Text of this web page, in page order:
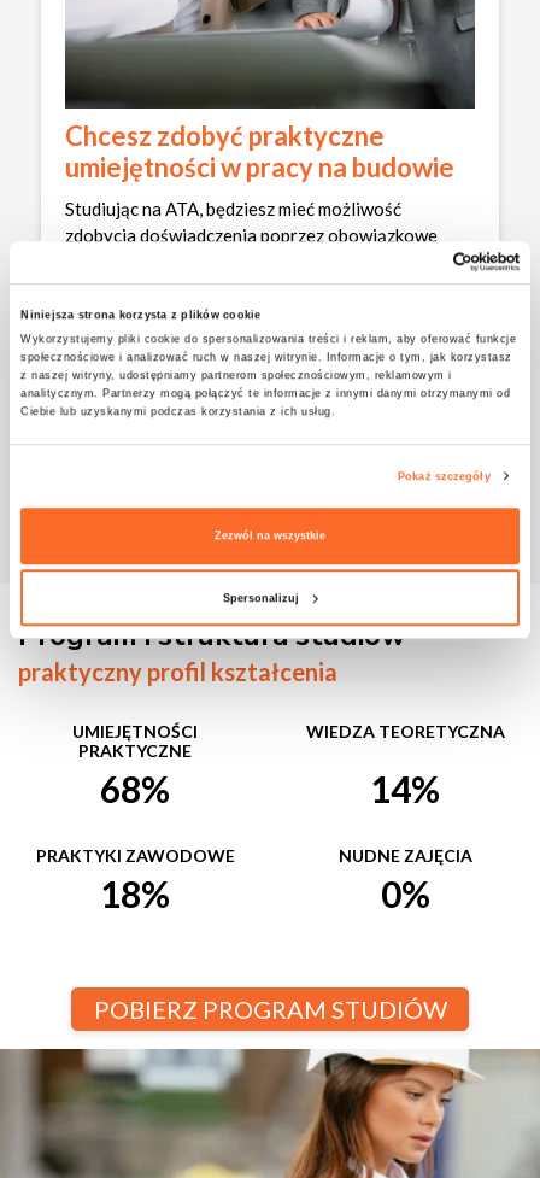
Niniejsza strona korzysta z plików cookie
Wykorzystujemy pliki cookie do spersonalizowania treści i reklam, aby oferować funkcje
społecznościowe i analizować ruch w naszej witrynie. Informacje o tym, jak korzystasz
z naszej witryny, udostępniamy partnerom społecznościowym, reklamowym i
analitycznym. Partnerzy mogą połączyć te informacje z innymi danymi otrzymanymi od
Ciebie lub uzyskanymi podczas korzystania z ich usług.
Pokaż szczegóły
Zezwól na wszystkie
Spersonalizuj
Chcesz zdobyć praktyczne
umiejętności w pracy na budowie
Studiując na ATA, będziesz mieć możliwość
zdobycia doświadczenia poprzez obowiązkowe
rzeczywistych warunkach budowlanych. Będziesz
mógł/a obserwować proces budowy od podstaw,
uczestniczyć w nadzorze i koordynować działania
zespołów. Przykładowo, możesz pracować na
budowie nowych osiedli mieszkaniowych, gdzie
będziesz odpowiedzialny/a za kontrolowanie
jakości wykonanych prac oraz terminowość
Program i struktura studiów
praktyczny profil kształcenia
UMIEJĘTNOŚCI
PRAKTYCZNE
68%
WIEDZA TEORETYCZNA
14%
PRAKTYKI ZAWODOWE
18%
NUDNE ZAJĘCIA
0%
POBIERZ PROGRAM STUDIÓW